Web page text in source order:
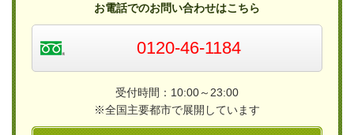
お電話でのお問い合わせはこちら
0120-46-1184
受付時間：10:00～23:00
※全国主要都市で展開しています